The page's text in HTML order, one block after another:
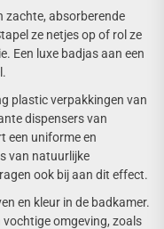
zachte, absorberende
ze netjes op of rol ze
Een luxe badjas aan een
plastic verpakkingen van
dispensers van
een uniforme en
van natuurlijke
ook bij aan dit effect.
en kleur in de badkamer.
vochtige omgeving, zoals